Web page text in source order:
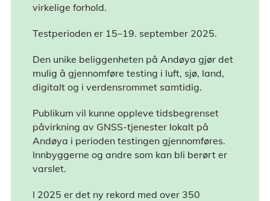
virkelige forhold.
Testperioden er 15–19. september 2025.
Den unike beliggenheten på Andøya gjør det
mulig å gjennomføre testing i luft, sjø, land,
digitalt og i verdensrommet samtidig.
Publikum vil kunne oppleve tidsbegrenset
påvirkning av GNSS-tjenester lokalt på
Andøya i perioden testingen gjennomføres.
Innbyggerne og andre som kan bli berørt er
varslet.
I 2025 er det ny rekord med over 350